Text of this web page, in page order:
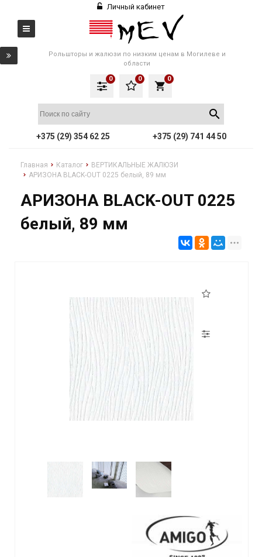
Личный кабинет
Рольшторы и жалюзи по низким ценам в Могилеве и
области
local_grocery_store
0
0
0
+375 (29) 354 62 25 +375 (29) 741 44 50
Главная Каталог
ВЕРТИКАЛЬНЫЕ ЖАЛЮЗИ
АРИЗОНА BLACK-OUT 0225 белый, 89 мм
АРИЗОНА BLACK-OUT 0225
белый, 89 мм